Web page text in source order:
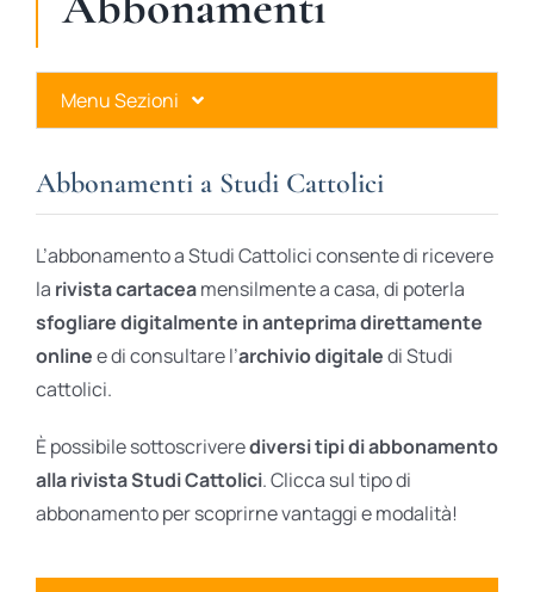
Menu Sezioni
Ares Gold
Ares Digital
Ares Gift Card
Abbonamenti a Studi Cattolici
L’abbonamento a Studi Cattolici consente di ricevere
la rivista cartaceamensilmente a casa, di poterla
sfogliare digitalmente in anteprima direttamente
onlinee di consultare l’archivio digitaledi Studi
cattolici.
È possibile sottoscriverediversi tipi di abbonamento
alla rivista Studi Cattolici. Clicca sul tipo di
abbonamento per scoprirne vantaggi e modalità!